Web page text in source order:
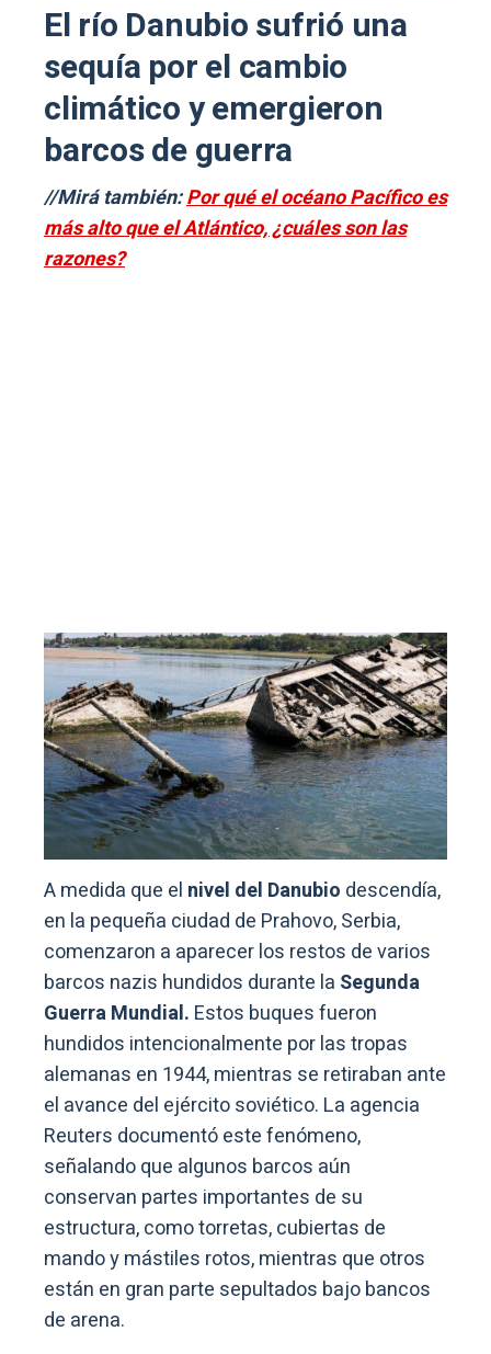
El río Danubio sufrió una
sequía por el cambio
climático y emergieron
barcos de guerra
//Mirá también:Por qué el océano Pacífico es
más alto que el Atlántico, ¿cuáles son las
razones?
A medida que el nivel del Danubio descendía,
en la pequeña ciudad de Prahovo, Serbia,
comenzaron a aparecer los restos de varios
barcos nazis hundidos durante la Segunda
Guerra Mundial. Estos buques fueron
hundidos intencionalmente por las tropas
alemanas en 1944, mientras se retiraban ante
el avance del ejército soviético. La agencia
Reuters documentó este fenómeno,
señalando que algunos barcos aún
conservan partes importantes de su
estructura, como torretas, cubiertas de
mando y mástiles rotos, mientras que otros
están en gran parte sepultados bajo bancos
de arena.